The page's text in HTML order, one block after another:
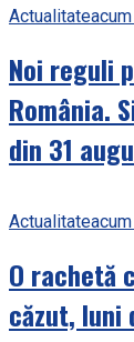
Actualitate
Noi reguli
România.
din 31
Actualitate
O rachetă
căzut, luni